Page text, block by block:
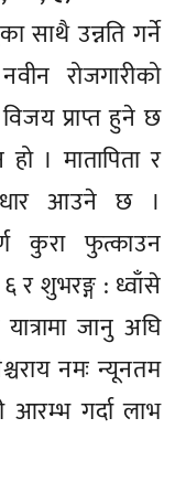
साथै उन्नति गर्ने
रोजगारीको
प्राप्त हुने छ
। मातापिता र
सुधार आउने छ ।
कुरा फुत्काउन
शुभरङ्ग : ध्वाँसे
जानु अघि
नमः न्यूनतम
गर्दा लाभ